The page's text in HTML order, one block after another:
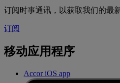
订阅时事通讯，以获取我们的最
订阅
移动应用程序
Accor iOS app